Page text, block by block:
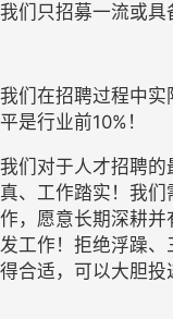
我们只招募一流或具
我们在招聘过程中实
平是行业前10%！
我们对于人才招聘的
真、工作踏实！我
作，愿意长期深耕
发工作！拒绝浮躁
得合适，可以大胆投